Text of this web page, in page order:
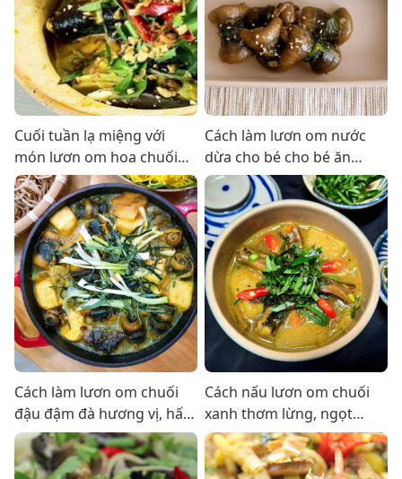
Cuối tuần lạ miệng với
món lươn om hoa chuối
sum họp gia đình
Cách làm lươn om nước
dừa cho bé cho bé ăn
dặm, cực thơm ngon
Cách làm lươn om chuối
đậu đậm đà hương vị, hấp
dẫn bắt cơm
Cách nấu lươn om chuối
xanh thơm lừng, ngọt
ngon bổ dưỡng